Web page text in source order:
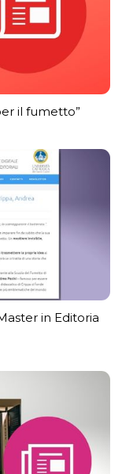
il fumetto”
in Editoria